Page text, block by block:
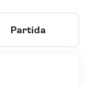
Partida